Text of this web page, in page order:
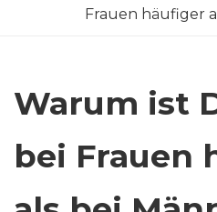
Frauen häufiger
Warum ist
bei Frauen